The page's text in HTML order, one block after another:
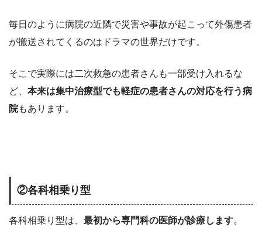
毎日のように病院の近隣で災害や事故が起こって外傷患者
が搬送されてくるのはドラマの世界だけです。
そこで実際には二次救急の患者さんも一部受け入れるな
ど、 本来は集中治療型でも軽症の患者さんの対応を行う病
院もあります。
②各科相乗り型
各科相乗り型は、 最初から専門科の医師が診療します。